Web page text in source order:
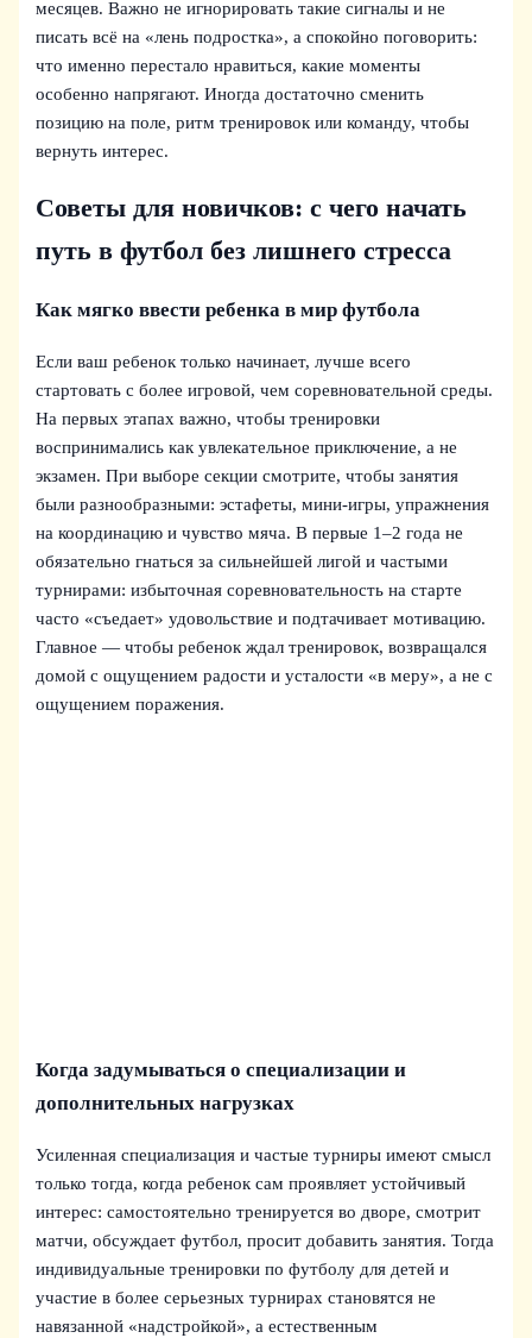
месяцев. Важно не игнорировать такие сигналы и не
писать всё на «лень подростка», а спокойно поговорить:
что именно перестало нравиться, какие моменты
особенно напрягают. Иногда достаточно сменить
позицию на поле, ритм тренировок или команду, чтобы
вернуть интерес.
Советы для новичков: с чего начать
путь в футбол без лишнего стресса
Как мягко ввести ребенка в мир футбола
Если ваш ребенок только начинает, лучше всего
стартовать с более игровой, чем соревновательной среды.
На первых этапах важно, чтобы тренировки
воспринимались как увлекательное приключение, а не
экзамен. При выборе секции смотрите, чтобы занятия
были разнообразными: эстафеты, мини-игры, упражнения
на координацию и чувство мяча. В первые 1–2 года не
обязательно гнаться за сильнейшей лигой и частыми
турнирами: избыточная соревновательность на старте
часто «съедает» удовольствие и подтачивает мотивацию.
Главное — чтобы ребенок ждал тренировок, возвращался
домой с ощущением радости и усталости «в меру», а не с
ощущением поражения.
Когда задумываться о специализации и
дополнительных нагрузках
Усиленная специализация и частые турниры имеют смысл
только тогда, когда ребенок сам проявляет устойчивый
интерес: самостоятельно тренируется во дворе, смотрит
матчи, обсуждает футбол, просит добавить занятия. Тогда
индивидуальные тренировки по футболу для детей и
участие в более серьезных турнирах становятся не
навязанной «надстройкой», а естественным